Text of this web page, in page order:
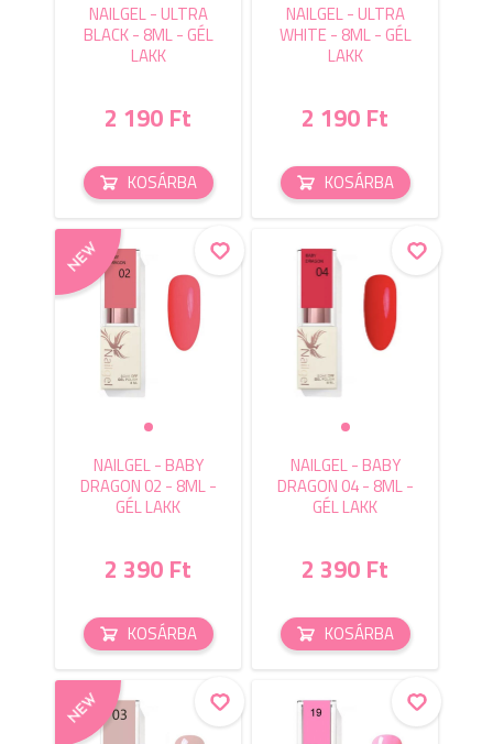
NAILGEL - ULTRA
BLACK - 8ML - GÉL
LAKK
2 190 Ft
KOSÁRBA
NAILGEL - ULTRA
WHITE - 8ML - GÉL
LAKK
2 190 Ft
KOSÁRBA
NAILGEL - BABY
DRAGON 02 - 8ML -
GÉL LAKK
2 390 Ft
KOSÁRBA
NAILGEL - BABY
DRAGON 04 - 8ML -
GÉL LAKK
2 390 Ft
KOSÁRBA